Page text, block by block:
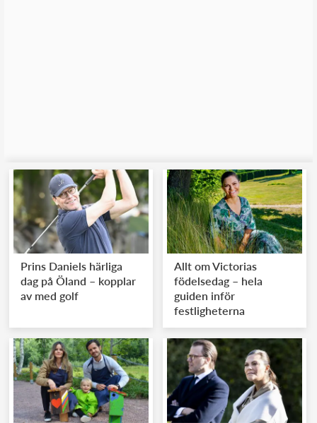
Prins Daniels härliga
dag på Öland – kopplar
av med golf
Allt om Victorias
födelsedag – hela
guiden inför
festligheterna